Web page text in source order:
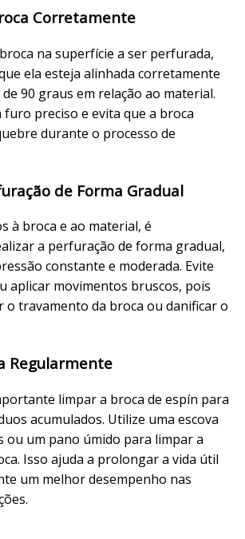
Corretamente
na superfície a ser perfurada,
ela esteja alinhada corretamente
90 graus em relação ao material.
preciso e evita que a broca
durante o processo de
de Forma Gradual
à broca e ao material, é
a perfuração de forma gradual,
constante e moderada. Evite
aplicar movimentos bruscos, pois
o travamento da broca ou danificar o
Regularmente
limpar a broca de espín para
acumulados. Utilize uma escova
ou um pano úmido para limpar a
Isso ajuda a prolongar a vida útil
um melhor desempenho nas